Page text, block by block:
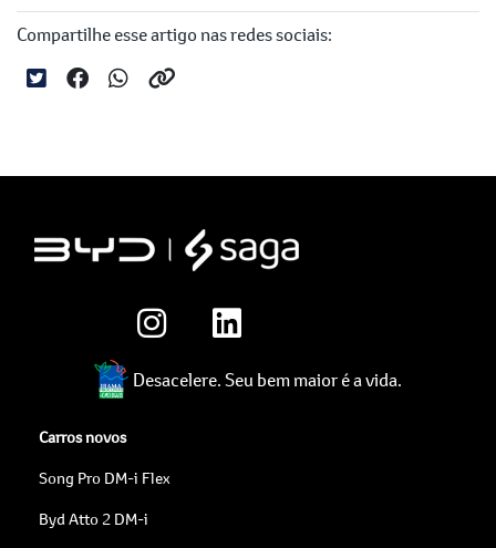
Compartilhe esse artigo nas redes sociais:
Desacelere. Seu bem maior é a vida.
Carros novos
Song Pro DM-i Flex
Byd Atto 2 DM-i